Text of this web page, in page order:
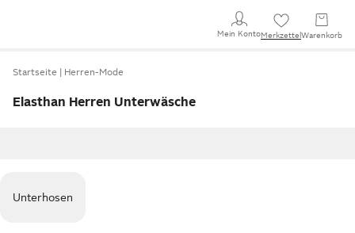
Mein KontoMerkzettel Warenkorb
Startseite Herren-Mode
Elasthan Herren Unterwäsche
Unterhosen